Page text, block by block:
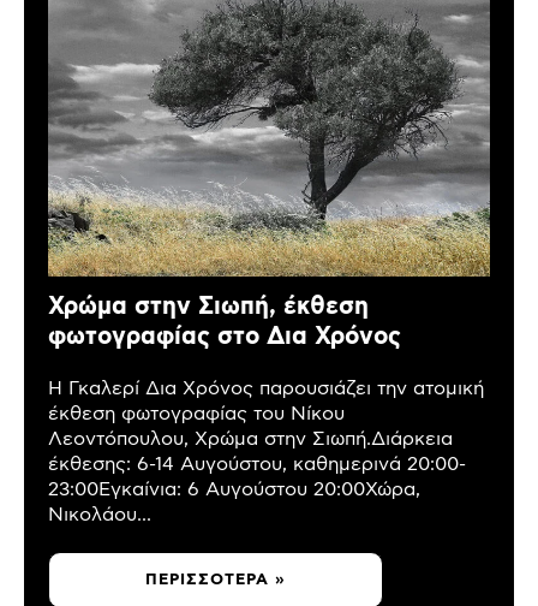
Χρώμα στην Σιωπή, έκθεση
φωτογραφίας στο Δια Χρόνος
Η Γκαλερί Δια Χρόνος παρουσιάζει την ατομική
έκθεση φωτογραφίας του Νίκου
Λεοντόπουλου, Χρώμα στην Σιωπή.Διάρκεια
έκθεσης: 6-14 Αυγούστου, καθημερινά 20:00-
23:00Εγκαίνια: 6 Αυγούστου 20:00Χώρα,
Νικολάου...
ΠΕΡΙΣΣΌΤΕΡΑ »